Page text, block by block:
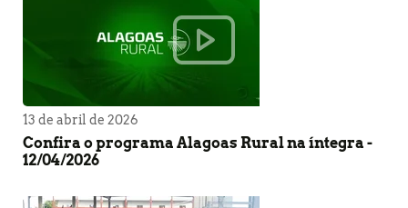
13 de abril de 2026
Confira o programa Alagoas Rural na íntegra -
12/04/2026